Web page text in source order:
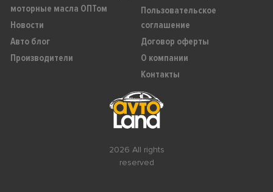
2026 All rights
reserved
моторные масла ОПТом
Новости
Авто блог
Производители
Пользовательское
соглашение
Договор оферты
О компании
Контакты